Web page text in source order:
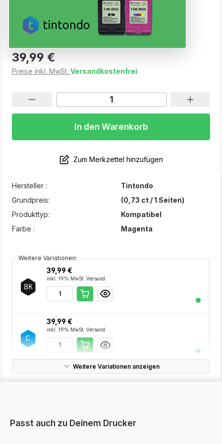
Hersteller :
Tintondo
Grundpreis:
(0,73 ct / 1 Seiten)
Produkttyp:
Kompatibel
Farbe :
Magenta
Weitere Variationen:
39,99 €
inkl. 19% MwSt. Versand
39,99 €
inkl. 19% MwSt. Versand
39,99 €
127,99 €
Weitere Variationen anzeigen
Sofort verfügbar, Lieferzeit: 1-2 Werktage
39,99 €
Preise inkl. MwSt. Versandkostenfrei
In den Warenkorb
Zum Merkzettel hinzufügen
Passt auch zu Deinem Drucker